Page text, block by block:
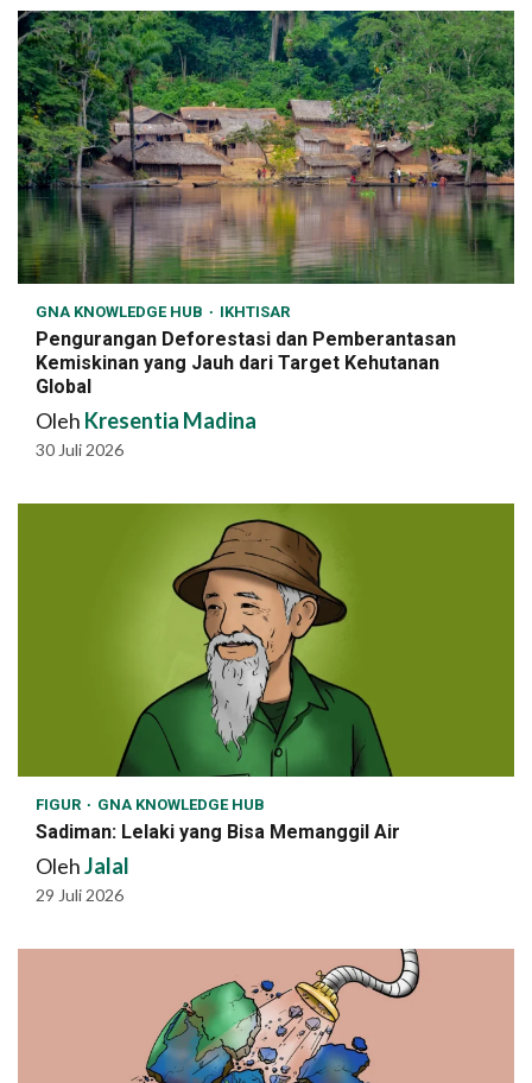
GNA KNOWLEDGE HUB IKHTISAR
Pengurangan Deforestasi dan Pemberantasan
Kemiskinan yang Jauh dari Target Kehutanan
Global
Oleh Kresentia Madina
30 Juli 2026
FIGUR GNA KNOWLEDGE HUB
Sadiman: Lelaki yang Bisa Memanggil Air
OlehJalal
29 Juli 2026